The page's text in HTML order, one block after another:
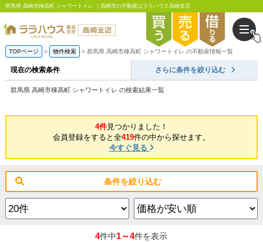
群馬県 高崎市棟高町 シャワートイレ ｜高崎市の不動産はララハウス高崎支店
TOPページ 物件検索 群馬県 高崎市棟高町 シャワートイレ の不動産情報一覧
現在の検索条件 さらに条件を絞り込む
群馬県 高崎市棟高町 シャワートイレ の検索結果一覧
4件見つかりました！
会員登録をすると全419件の中から探せます。
今すぐ見る
条件を絞り込む
4件中1～4件を表示